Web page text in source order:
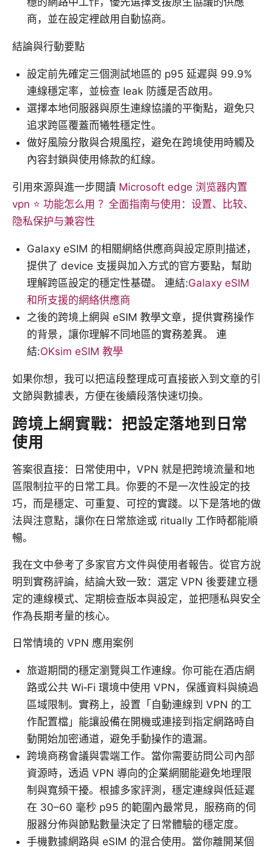
商，並在設定裡啟用自動協商。
結論與行動要點
設定前先確定三個測試地區的 p95 延遲與 99.9%
連線穩定率，並檢查 leak 防護是否啟用。
選擇本地伺服器與原生連線協議的平衡點，避免只
追求跨區覆蓋而犧牲穩定性。
做好風險分散與合規風控，避免在跨境使用時觸及
內容封鎖與使用條款的紅線。
引用來源與進一步閱讀 Microsoft edge 浏览器内置
vpn ⭐ 功能怎么用 ？全面指南与使用：设置、比较、
隐私保护与兼容性
Galaxy eSIM 的相關網絡供應商與設定原則描述，
提供了 device 支援與加入方式的官方要點，幫助
理解跨區設定的穩定性基礎。 連結:Galaxy eSIM
和所支援的網絡供應商
之後的跨境上網與 eSIM 教學文章，提供實務操作
的背景，讓你理解不同地區的實務差異。 連
結:OKsim eSIM 教學
如果你想，我可以把這段整理成可直接嵌入到文章的引
文節與數據表，方便在後續段落快速切換。
跨境上網實戰：把設定落地到日常
使用
答案很直接：日常使用中，VPN 就是把跨境流量和地
區限制拉平的日常工具。你要的不是一次性設定的技
巧，而是穩定、可重复、可控的實踐。以下是落地的做
法與注意點，讓你在日常旅途或 ritually 工作時都能順
暢。
我在文中參考了多家官方文件與使用者報告。從官方說
明到實務評論，結論大致一致：選定 VPN 後要建立穩
定的連線模式、定期檢查版本與設定，並把隱私與安全
作為長期考量的核心。
日常情境的 VPN 應用案例
旅遊期間的穩定瀏覽與工作連線。你可能在酒店網
路或公共 Wi‑Fi 環境中使用 VPN，保護資料與繞過
區域限制。實務上，設置「自動連線到 VPN 的工
作配置檔」能讓設備在開機或連接到指定網路時自
動開始加密通道，避免手動操作的遺漏。
跨境商務會議與雲端工作。當你需要訪問公司內部
資源時，透過 VPN 導向的企業網關能避免地理限
制與寬頻干擾。根據多家評測，穩定連線與低延遲
在 30–60 毫秒 p95 的範圍內最常見，服務商的伺
服器分佈與節點數量決定了日常體驗的穩定度。
手機數據網路與 eSIM 的混合使用。當你離開某個